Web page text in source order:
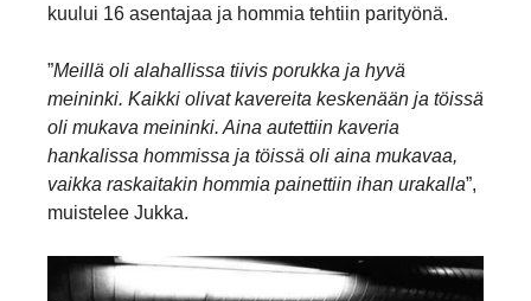
kuului 16 asentajaa ja hommia tehtiin parityönä.
”Meillä oli alahallissa tiivis porukka ja hyvä
meininki. Kaikki olivat kavereita keskenään ja töissä
oli mukava meininki. Aina autettiin kaveria
hankalissa hommissa ja töissä oli aina mukavaa,
vaikka raskaitakin hommia painettiin ihan urakalla”,
muistelee Jukka.